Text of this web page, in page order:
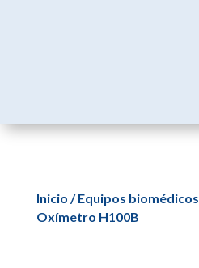
Inicio /Equipos biomédicos
Oxímetro H100B